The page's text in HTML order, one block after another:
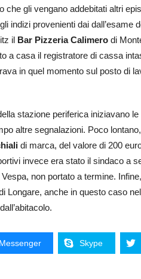
gli vengano addebitati altri
indizi provenienti dai dall’esame
il Bar Pizzeria Calimero di
a casa il registratore di cassa
in quel momento sul posto di
stazione periferica iniziavano
altre segnalazioni. Poco
di marca, del valore di 200
invece era stato il sindaco a
Vespa, non portato a termine.
Longare, anche in questo caso
Messenger Skype